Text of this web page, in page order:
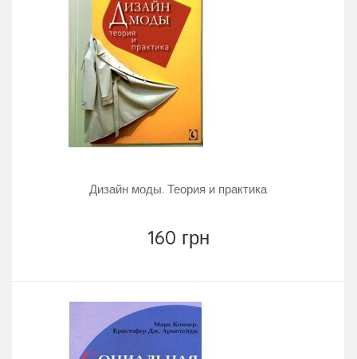
Дизайн моды. Теория и практика
160 грн